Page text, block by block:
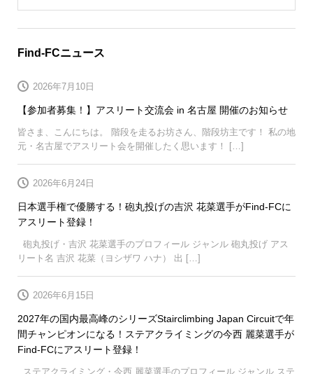
Find-FCニュース
【参加者募集！】アスリート交流会 in 名古屋 開催のお知らせ
2026年7月10日
皆さま、こんにちは。 階段を走るお坊さん、階段坊主です！ 私の地
元・名古屋でアスリート会を開催したく思います！ […]
日本選手権で優勝する！砲丸投げの吉沢 花菜選手がFind-FCに
アスリート登録！
2026年6月24日
砲丸投げ・吉沢 花菜選手のプロフィール ジャンル 砲丸投げ アス
リート名 吉沢 花菜（ヨシザワ ハナ） 出 […]
2027年の国内最高峰のシリーズStairclimbing Japan Circuitで年
間チャンピオンになる！ステアクライミングの今西 麗菜選手が
Find-FCにアスリート登録！
2026年6月15日
ステアクライミング・今西 麗菜選手のプロフィール ジャンル ステ